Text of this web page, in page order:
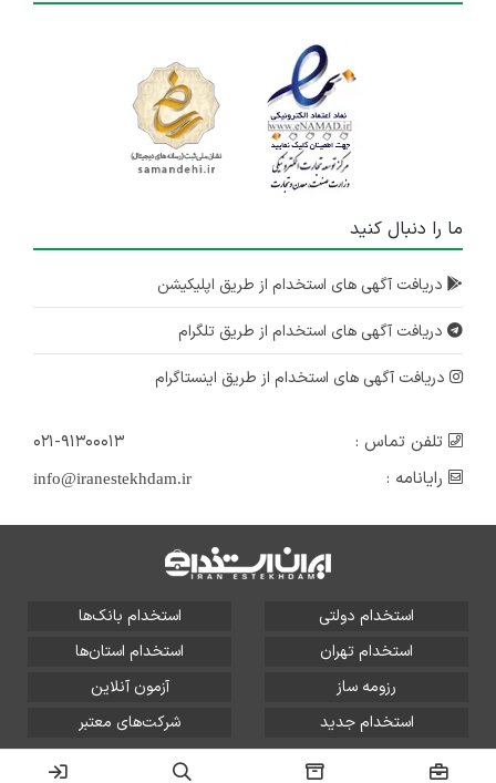
ما را دنبال کنید
دریافت آگهی های استخدام از طریق اپلیکیشن
دریافت آگهی های استخدام از طریق تلگرام
دریافت آگهی های استخدام از طریق اینستاگرام
تلفن تماس :
۰۲۱-۹۱۳۰۰۰۱۳
رایانامه :
info@iranestekhdam.ir
استخدام دولتی
استخدام بانک‌ها
استخدام تهران
استخدام استان‌ها
رزومه ساز
آزمون آنلاین
استخدام جدید
شرکت‌های معتبر
تمامی حقوق این سایت برای آلتین سیستم محفوظ است و هر